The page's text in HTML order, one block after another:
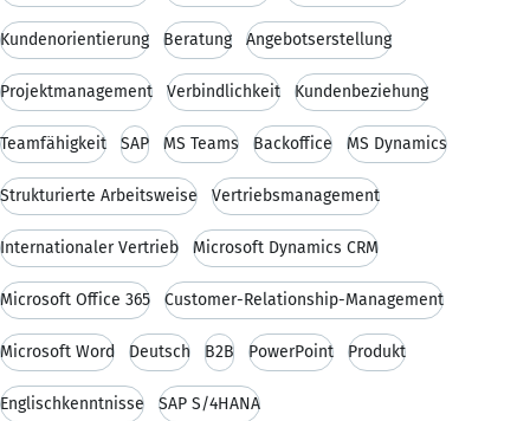
Kundenorientierung Beratung Angebotserstellung
Projektmanagement Verbindlichkeit Kundenbeziehung
Teamfähigkeit SAP MS Teams Backoffice MS Dynamics
Strukturierte Arbeitsweise Vertriebsmanagement
Internationaler Vertrieb Microsoft Dynamics CRM
Microsoft Office 365 Customer-Relationship-Management
Microsoft Word Deutsch B2B PowerPoint Produkt
Englischkenntnisse SAP S/4HANA